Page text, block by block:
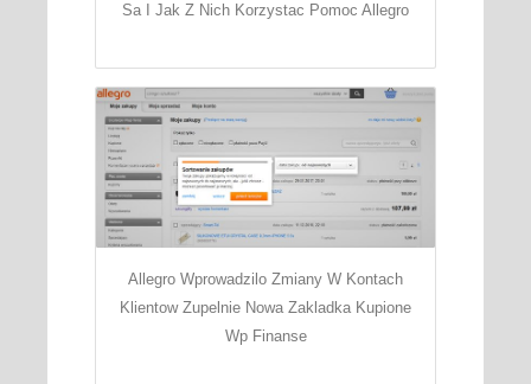
Sa I Jak Z Nich Korzystac Pomoc Allegro
Allegro Wprowadzilo Zmiany W Kontach
Klientow Zupelnie Nowa Zakladka Kupione
Wp Finanse